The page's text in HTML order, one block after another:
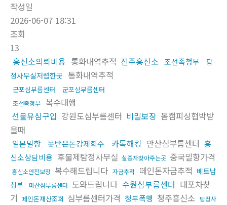
작성일
2026-06-07 18:31
조회
13
흥신소의뢰비용 통화내역추적 진주흥신소 조선족청부
탐
정사무실저렴한곳 통화내역추적
군포심부름센터 군포심부름센터
조선족청부
복수대행
선불유심구입 강원도심부름센터 비밀보장 몸캠피싱협박받
을때
일본밀항 못받은돈강제회수 카톡해킹 안산심부름센터 흥
신소상담비용 후불제탐정사무실 실종자찾아주는곳 중국밀항가격
흥신소안전보장 복수해드립니다 자금추적 떼인돈자금추적 베트남
청부
마산심부름센터 도와드립니다 수원심부름센터 대포차찾
기 떼인돈재산조회 심부름센터가격 청부폭행 청주흥신소 탐정사